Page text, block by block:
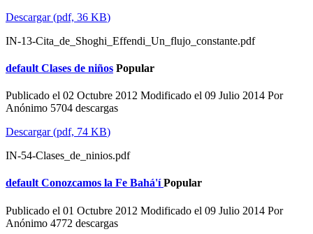
Descargar(pdf, 36 KB)
IN-13-Cita_de_Shoghi_Effendi_Un_flujo_constante.pdf
default Clases de niños Popular
Publicado el 02 Octubre 2012 Modificado el 09 Julio 2014 Por
Anónimo 5704 descargas
Descargar(pdf, 74 KB)
IN-54-Clases_de_ninios.pdf
default Conozcamos la Fe Bahá'íPopular
Publicado el 01 Octubre 2012 Modificado el 09 Julio 2014 Por
Anónimo 4772 descargas